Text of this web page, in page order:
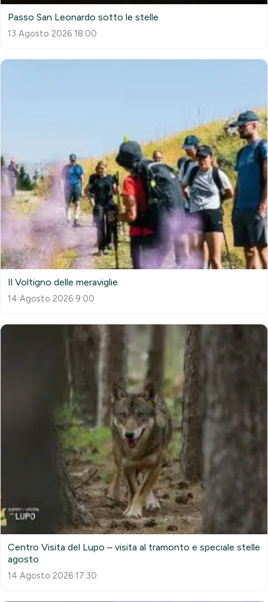
Passo San Leonardo sotto le stelle
13 Agosto 2026 18:00
Il Voltigno delle meraviglie
14 Agosto 2026 9:00
Centro Visita del Lupo – visita al tramonto e speciale stelle
agosto
14 Agosto 2026 17:30